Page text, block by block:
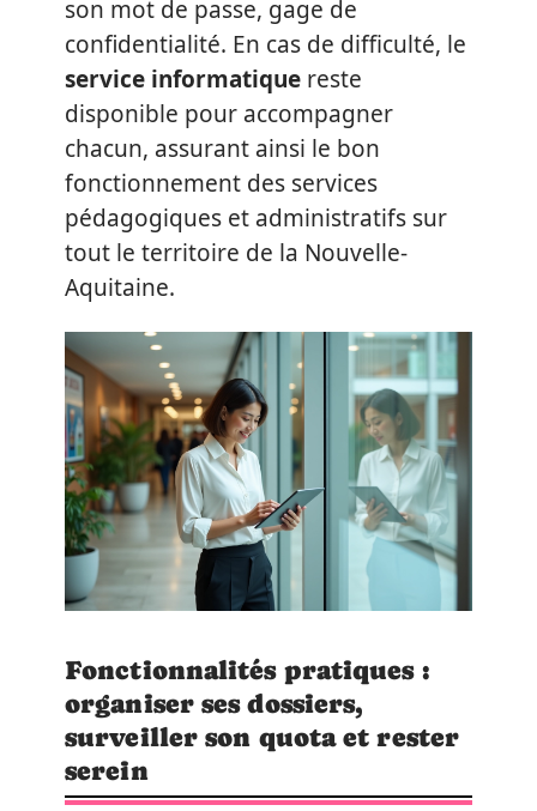
son mot de passe, gage de
confidentialité. En cas de difficulté, le
service informatique reste
disponible pour accompagner
chacun, assurant ainsi le bon
fonctionnement des services
pédagogiques et administratifs sur
tout le territoire de la Nouvelle-
Aquitaine.
Fonctionnalités pratiques :
organiser ses dossiers,
surveiller son quota et rester
serein